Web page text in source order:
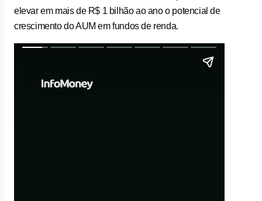
elevar em mais de R$ 1 bilhão ao ano o potencial de
crescimento do AUM em fundos de renda.